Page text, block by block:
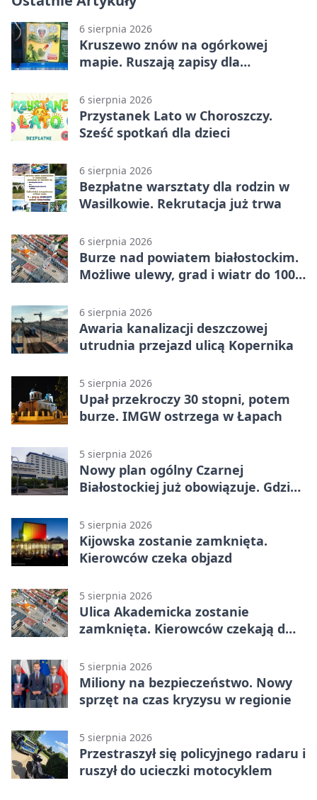
6 sierpnia 2026
Kruszewo znów na ogórkowej
mapie. Ruszają zapisy dla
6 sierpnia 2026
Przystanek Lato w Choroszczy.
Sześć spotkań dla dzieci
6 sierpnia 2026
Bezpłatne warsztaty dla rodzin w
Wasilkowie. Rekrutacja już trwa
6 sierpnia 2026
Burze nad powiatem białostockim.
Możliwe ulewy, grad i wiatr do 100
6 sierpnia 2026
Awaria kanalizacji deszczowej
utrudnia przejazd ulicą Kopernika
5 sierpnia 2026
Upał przekroczy 30 stopni, potem
burze. IMGW ostrzega w Łapach
5 sierpnia 2026
Nowy plan ogólny Czarnej
Białostockiej już obowiązuje. Gdzie
5 sierpnia 2026
Kijowska zostanie zamknięta.
Kierowców czeka objazd
5 sierpnia 2026
Ulica Akademicka zostanie
zamknięta. Kierowców czekają dwa
5 sierpnia 2026
Miliony na bezpieczeństwo. Nowy
sprzęt na czas kryzysu w regionie
5 sierpnia 2026
Przestraszył się policyjnego radaru i
ruszył do ucieczki motocyklem